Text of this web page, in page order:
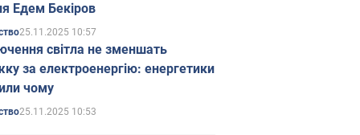
Едем Бекіров
25.11.2025 10:57
світла не зменшать
за електроенергію: енергетики
чому
25.11.2025 10:53